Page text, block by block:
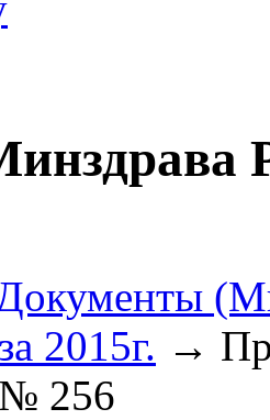
2015г. →
№ 256